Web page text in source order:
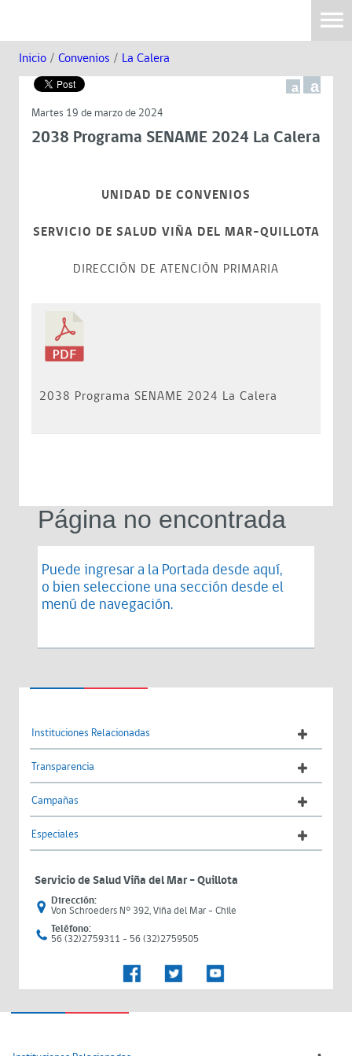
Inicio / Convenios / La Calera
a a
Martes 19 de marzo de 2024
2038 Programa SENAME 2024 La Calera
UNIDAD DE CONVENIOS
SERVICIO DE SALUD VIÑA DEL MAR-QUILLOTA
DIRECCIÓN DE ATENCIÓN PRIMARIA
2038 Programa SENAME 2024 La Calera
Página no encontrada
Puede ingresar a la Portada desde aquí,
o bien seleccione una sección desde el
menú de navegación.
Instituciones Relacionadas
Transparencia
Campañas
Especiales
Servicio de Salud Viña del Mar – Quillota
Dirección:
Von Schroeders N° 392, Viña del Mar - Chile
Teléfono:
56 (32)2759311 - 56 (32)2759505